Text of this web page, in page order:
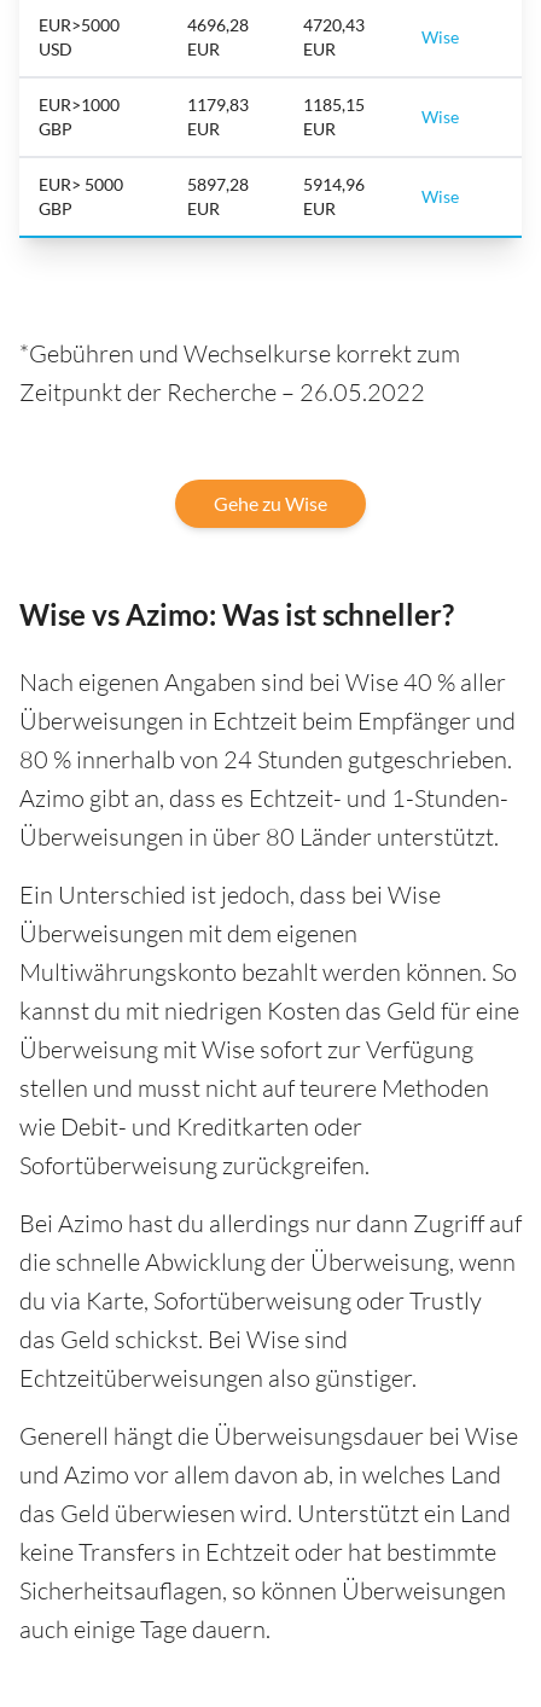
EUR>5000
USD
4696,28
EUR
4720,43
EUR
Wise
EUR>1000
GBP
1179,83
EUR
1185,15
EUR
Wise
EUR> 5000
GBP
5897,28
EUR
5914,96
EUR
Wise
*Gebühren und Wechselkurse korrekt zum
Zeitpunkt der Recherche – 26.05.2022
Gehe zu Wise
Wise vs Azimo: Was ist schneller?
Nach eigenen Angaben sind bei Wise 40 % aller
Überweisungen in Echtzeit beim Empfänger und
80 % innerhalb von 24 Stunden gutgeschrieben.
Azimo gibt an, dass es Echtzeit- und 1-Stunden-
Überweisungen in über 80 Länder unterstützt.
Ein Unterschied ist jedoch, dass bei Wise
Überweisungen mit dem eigenen
Multiwährungskonto bezahlt werden können. So
kannst du mit niedrigen Kosten das Geld für eine
Überweisung mit Wise sofort zur Verfügung
stellen und musst nicht auf teurere Methoden
wie Debit- und Kreditkarten oder
Sofortüberweisung zurückgreifen.
Bei Azimo hast du allerdings nur dann Zugriff auf
die schnelle Abwicklung der Überweisung, wenn
du via Karte, Sofortüberweisung oder Trustly
das Geld schickst. Bei Wise sind
Echtzeitüberweisungen also günstiger.
Generell hängt die Überweisungsdauer bei Wise
und Azimo vor allem davon ab, in welches Land
das Geld überwiesen wird. Unterstützt ein Land
keine Transfers in Echtzeit oder hat bestimmte
Sicherheitsauflagen, so können Überweisungen
auch einige Tage dauern.